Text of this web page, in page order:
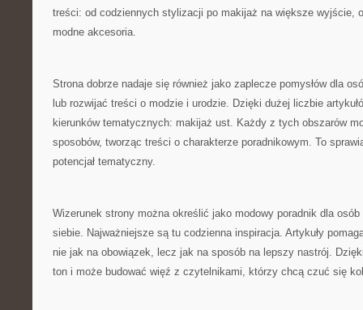
treści: od codziennych stylizacji po makijaż na większe wyjście,
modne akcesoria.
Strona dobrze nadaje się również jako zaplecze pomysłów dla
lub rozwijać treści o modzie i urodzie. Dzięki dużej liczbie
kierunków tematycznych: makijaż ust. Każdy z tych obszarów
sposobów, tworząc treści o charakterze poradnikowym. To
potencjał tematyczny.
Wizerunek strony można określić jako modowy poradnik dla
siebie. Najważniejsze są tu codzienna inspiracja. Artykuły
nie jak na obowiązek, lecz jak na sposób na lepszy nastrój.
ton i może budować więź z czytelnikami, którzy chcą czuć się